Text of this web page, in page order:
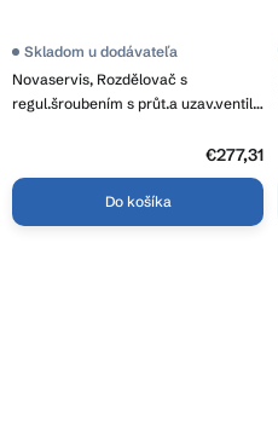
Novaservis, Rozdělovač s
regul.šroubením s průt.a uzav.ventily
Skladom u dodávateľa
€277,31
Do košíka